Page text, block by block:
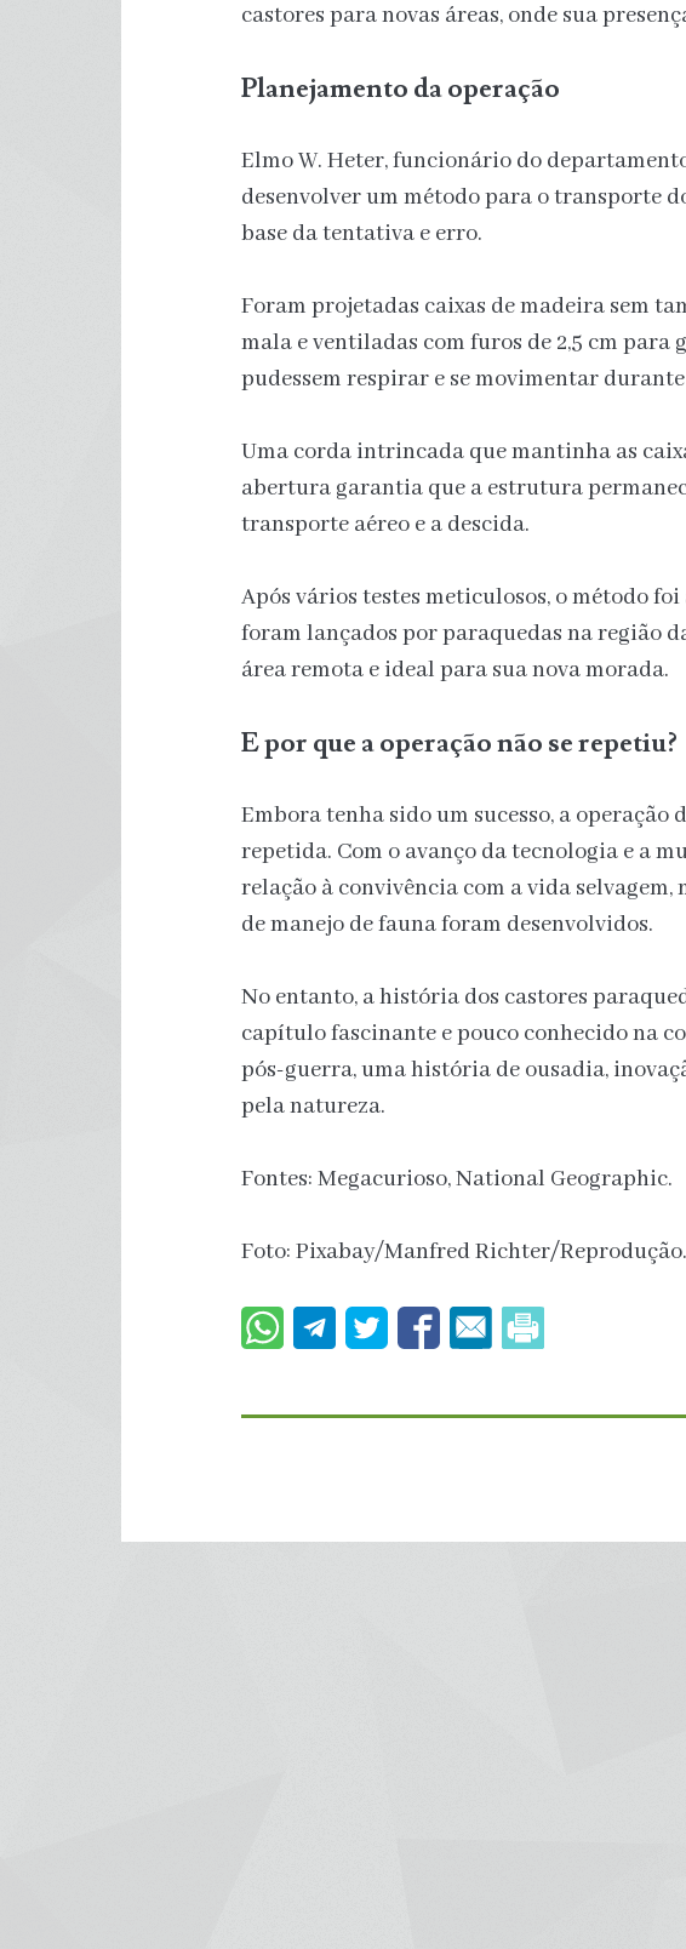
castores para novas áreas, onde sua
Planejamento da operação
Elmo W. Heter, funcionário do
desenvolver um método para o transporte
base da tentativa e erro.
Foram projetadas caixas de madeira sem
mala e ventiladas com furos de 2,5 cm para
pudessem respirar e se movimentar durante
Uma corda intrincada que mantinha as
abertura garantia que a estrutura
transporte aéreo e a descida.
Após vários testes meticulosos, o método
foram lançados por paraquedas na região
área remota e ideal para sua nova morada.
E por que a operação não se repetiu?
Embora tenha sido um sucesso, a
repetida. Com o avanço da tecnologia e a
relação à convivência com a vida selvagem,
de manejo de fauna foram desenvolvidos.
No entanto, a história dos castores
capítulo fascinante e pouco conhecido na
pós-guerra, uma história de ousadia,
pela natureza.
Fontes: Megacurioso, National Geographic.
Foto: Pixabay/Manfred Richter/Reprodução.